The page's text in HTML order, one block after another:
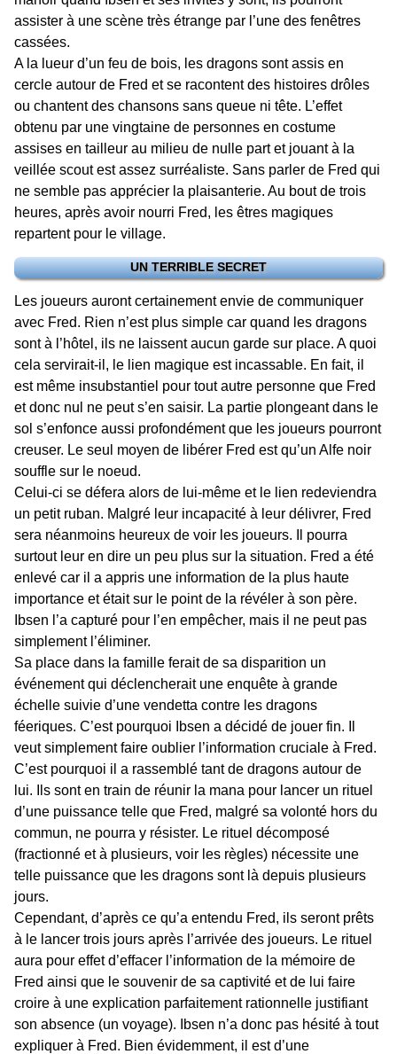
assister à une scène très étrange par l’une des fenêtres
cassées.
A la lueur d’un feu de bois, les dragons sont assis en
cercle autour de Fred et se racontent des histoires drôles
ou chantent des chansons sans queue ni tête. L’effet
obtenu par une vingtaine de personnes en costume
assises en tailleur au milieu de nulle part et jouant à la
veillée scout est assez surréaliste. Sans parler de Fred qui
ne semble pas apprécier la plaisanterie. Au bout de trois
heures, après avoir nourri Fred, les êtres magiques
repartent pour le village.
UN TERRIBLE SECRET
Les joueurs auront certainement envie de communiquer
avec Fred. Rien n’est plus simple car quand les dragons
sont à l’hôtel, ils ne laissent aucun garde sur place. A quoi
cela servirait-il, le lien magique est incassable. En fait, il
est même insubstantiel pour tout autre personne que Fred
et donc nul ne peut s’en saisir. La partie plongeant dans le
sol s’enfonce aussi profondément que les joueurs pourront
creuser. Le seul moyen de libérer Fred est qu’un Alfe noir
souffle sur le noeud.
Celui-ci se défera alors de lui-même et le lien redeviendra
un petit ruban. Malgré leur incapacité à leur délivrer, Fred
sera néanmoins heureux de voir les joueurs. Il pourra
surtout leur en dire un peu plus sur la situation. Fred a été
enlevé car il a appris une information de la plus haute
importance et était sur le point de la révéler à son père.
Ibsen l’a capturé pour l’en empêcher, mais il ne peut pas
simplement l’éliminer.
Sa place dans la famille ferait de sa disparition un
événement qui déclencherait une enquête à grande
échelle suivie d’une vendetta contre les dragons
féeriques. C’est pourquoi Ibsen a décidé de jouer fin. Il
veut simplement faire oublier l’information cruciale à Fred.
C’est pourquoi il a rassemblé tant de dragons autour de
lui. Ils sont en train de réunir la mana pour lancer un rituel
d’une puissance telle que Fred, malgré sa volonté hors du
commun, ne pourra y résister. Le rituel décomposé
(fractionné et à plusieurs, voir les règles) nécessite une
telle puissance que les dragons sont là depuis plusieurs
jours.
Cependant, d’après ce qu’a entendu Fred, ils seront prêts
à le lancer trois jours après l’arrivée des joueurs. Le rituel
aura pour effet d’effacer l’information de la mémoire de
Fred ainsi que le souvenir de sa captivité et de lui faire
croire à une explication parfaitement rationnelle justifiant
son absence (un voyage). Ibsen n’a donc pas hésité à tout
expliquer à Fred. Bien évidemment, il est d’une